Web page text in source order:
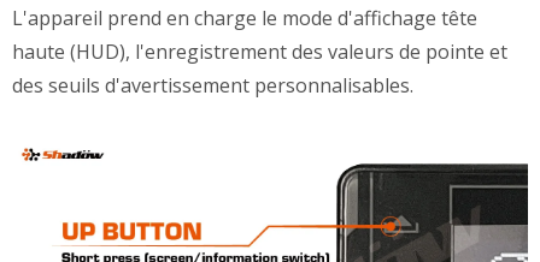
L'appareil prend en charge le mode d'affichage tête
haute (HUD), l'enregistrement des valeurs de pointe et
des seuils d'avertissement personnalisables.